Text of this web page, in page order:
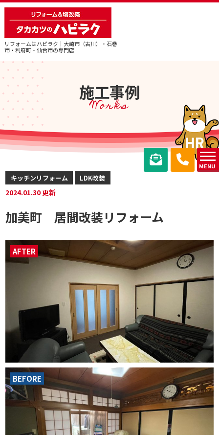
リフォームはハピラク｜大崎市（古川）・石巻
市・利府町・仙台市の専門店
MENU
施工事例
Works
キッチンリフォーム LDK改装
2024.01.30 更新
加美町 居間改装リフォーム
AFTER
BEFORE